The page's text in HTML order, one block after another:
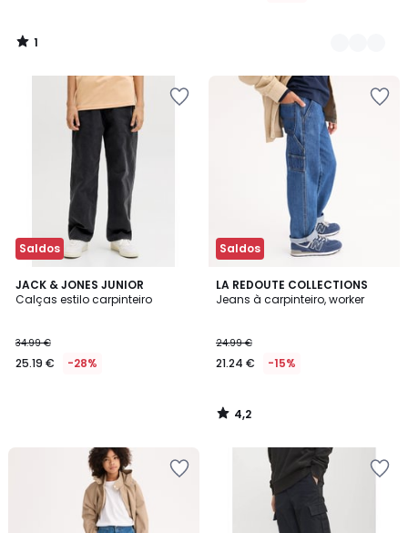
1
/
Saldos
JACK & JONES JUNIOR
Calças estilo carpinteiro
34.99 €
25.19 € -28%
Saldos
LA REDOUTE COLLECTIONS
Jeans à carpinteiro, worker
24.99 €
21.24 € -15%
4,2
/ 5
4,2
/